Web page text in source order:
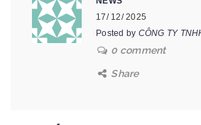
17/ 12/ 2025
Posted by CÔNG TY
0 comment
Share